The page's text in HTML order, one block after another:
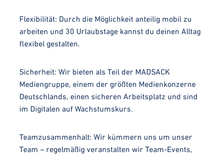
Flexibilität: Durch die Möglichkeit anteilig mobil zu
arbeiten und 30 Urlaubstage kannst du deinen Alltag
flexibel gestalten.
Sicherheit: Wir bieten als Teil der MADSACK
Mediengruppe, einem der größten Medienkonzerne
Deutschlands, einen sicheren Arbeitsplatz und sind
im Digitalen auf Wachstumskurs.
Teamzusammenhalt: Wir kümmern uns um unser
Team – regelmäßig veranstalten wir Team-Events,